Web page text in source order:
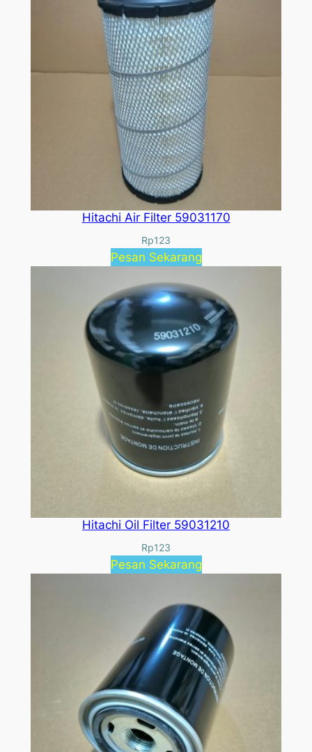
Hitachi Air Filter 59031170
Rp123
Pesan Sekarang
Hitachi Oil Filter 59031210
Rp123
Pesan Sekarang